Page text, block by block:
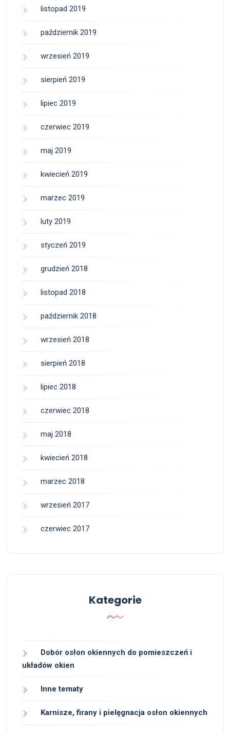
listopad 2019
październik 2019
wrzesień 2019
sierpień 2019
lipiec 2019
czerwiec 2019
maj 2019
kwiecień 2019
marzec 2019
luty 2019
styczeń 2019
grudzień 2018
listopad 2018
październik 2018
wrzesień 2018
sierpień 2018
lipiec 2018
czerwiec 2018
maj 2018
kwiecień 2018
marzec 2018
wrzesień 2017
czerwiec 2017
Kategorie
Dobór osłon okiennych do pomieszczeń i
układów okien
Inne tematy
Karnisze, firany i pielęgnacja osłon okiennych